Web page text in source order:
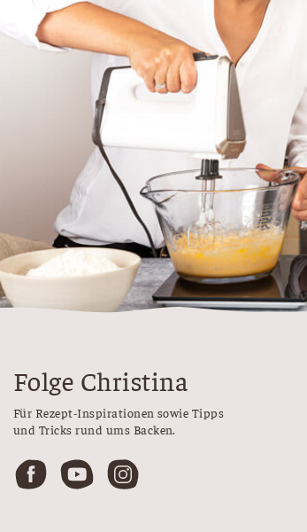
Folge Christina
Für Rezept-Inspirationen sowie Tipps
und Tricks rund ums Backen.